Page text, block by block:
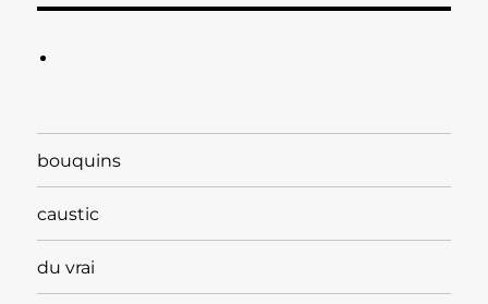
bouquins
caustic
du vrai